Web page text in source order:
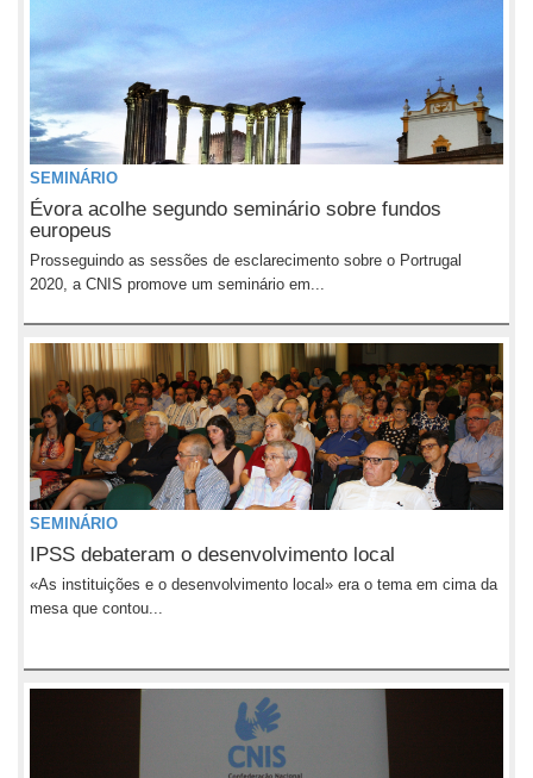
SEMINÁRIO
Évora acolhe segundo seminário sobre fundos
europeus
Prosseguindo as sessões de esclarecimento sobre o Portrugal
2020, a CNIS promove um seminário em...
SEMINÁRIO
IPSS debateram o desenvolvimento local
«As instituições e o desenvolvimento local» era o tema em cima da
mesa que contou...